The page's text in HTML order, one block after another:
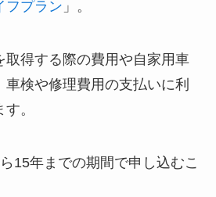
フプラン 」。
取得する際の費用や自家用車
検や修理費用の支払いに利
。
15年までの期間で申し込むこ